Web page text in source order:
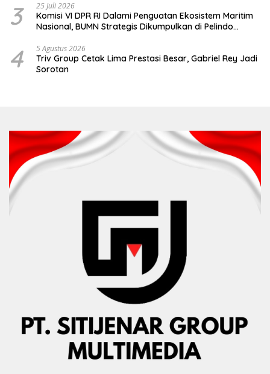
3 25 Juli 2026
Komisi VI DPR RI Dalami Penguatan Ekosistem Maritim
Nasional, BUMN Strategis Dikumpulkan di Pelindo
4 5 Agustus 2026
Triv Group Cetak Lima Prestasi Besar, Gabriel Rey Jadi
Sorotan